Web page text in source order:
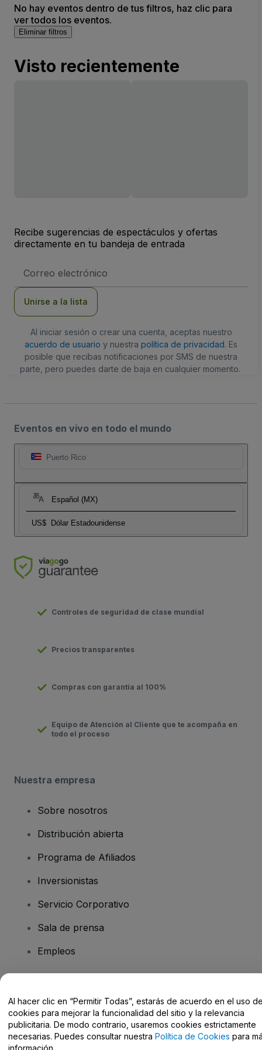
No hay eventos dentro de tus filtros, haz clic para
ver todos los eventos.
Eliminar filtros
Visto recientemente
Recibe sugerencias de espectáculos y ofertas
directamente en tu bandeja de entrada
de
Unirse a la lista
Al iniciar sesión o crear una cuenta, aceptas nuestro
acuerdo de usuario y nuestra política de privacidad. Es
posible que recibas notificaciones por SMS de nuestra
parte, pero puedes darte de baja en cualquier momento.
Eventos en vivo en todo el mundo
Puerto Rico
Español (MX)
US$ Dólar Estadounidense
Controles de seguridad de clase mundial
Precios transparentes
Compras con garantía al 100%
Equipo de Atención al Cliente que te acompaña en
todo el proceso
Nuestra empresa
Sobre nosotros
Distribución abierta
Programa de Afiliados
Inversionistas
Servicio Corporativo
Sala de prensa
Empleos
Centro de Ayuda / Contacto
Al hacer clic en “Permitir Todas”, estarás de acuerdo en el uso
cookies para mejorar la funcionalidad del sitio y la relevancia
publicitaria. De modo contrario, usaremos cookies estrictamente
necesarias. Puedes consultar nuestra Política de Cookies para
información.